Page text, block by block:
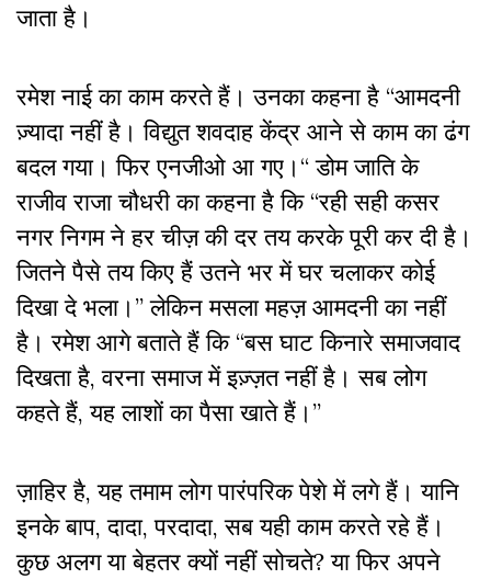
जाता है।
रमेश नाई का काम करते हैं। उनका कहना है “आमदनी
ज़्यादा नहीं है। विद्युत शवदाह केंद्र आने से काम का ढंग
बदल गया। फिर एनजीओ आ गए।“ डोम जाति के
राजीव राजा चौधरी का कहना है कि “रही सही कसर
नगर निगम ने हर चीज़ की दर तय करके पूरी कर दी है।
जितने पैसे तय किए हैं उतने भर में घर चलाकर कोई
दिखा दे भला।” लेकिन मसला महज़ आमदनी का नहीं
है। रमेश आगे बताते हैं कि “बस घाट किनारे समाजवाद
दिखता है, वरना समाज में इज़्ज़त नहीं है। सब लोग
कहते हैं, यह लाशों का पैसा खाते हैं।”
ज़ाहिर है, यह तमाम लोग पारंपरिक पेशे में लगे हैं। यानि
इनके बाप, दादा, परदादा, सब यही काम करते रहे हैं।
कुछ अलग या बेहतर क्यों नहीं सोचते? या फिर अपने